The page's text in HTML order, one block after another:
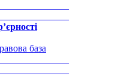
база